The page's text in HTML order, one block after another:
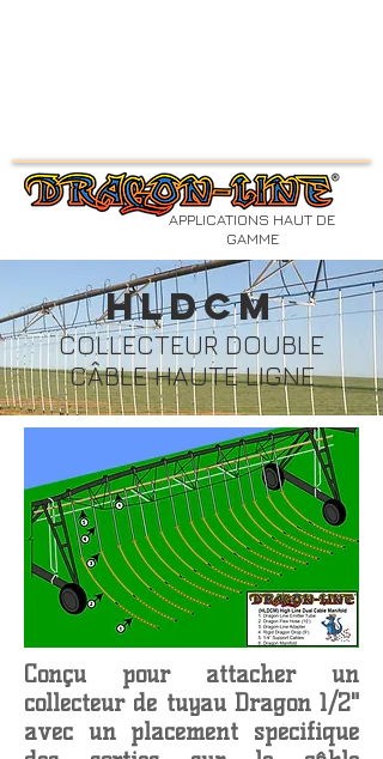
APPLICATIONS HAUT DE
GAMME
HLDCM
COLLECTEUR DOUBLE
CÂBLE HAUTE LIGNE
Conçu pour attacher un
collecteur de tuyau Dragon 1/2"
avec un placement spécifique